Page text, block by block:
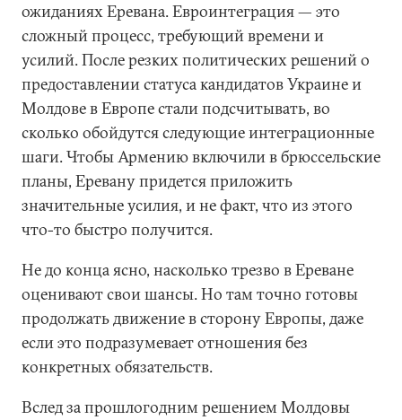
ожиданиях Еревана. Евроинтеграция — это
сложный процесс, требующий времени и
усилий. После резких политических решений о
предоставлении статуса кандидатов Украине и
Молдове в Европе стали подсчитывать, во
сколько обойдутся следующие интеграционные
шаги. Чтобы Армению включили в брюссельские
планы, Еревану придется приложить
значительные усилия, и не факт, что из этого
что-то быстро получится.
Не до конца ясно, насколько трезво в Ереване
оценивают свои шансы. Но там точно готовы
продолжать движение в сторону Европы, даже
если это подразумевает отношения без
конкретных обязательств.
Вслед за прошлогодним решением Молдовы